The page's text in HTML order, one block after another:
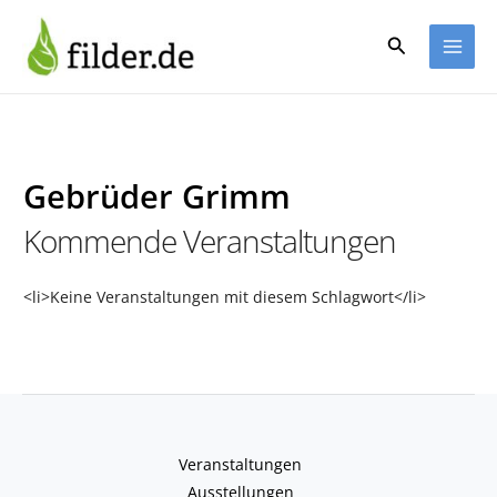
Inhalt
springen
Suchen
Gebrüder Grimm
Kommende Veranstaltungen
<li>Keine Veranstaltungen mit diesem Schlagwort</li>
Veranstaltungen
Ausstellungen